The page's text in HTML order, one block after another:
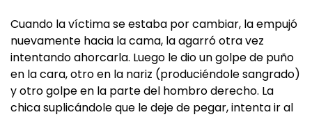
Cuando la víctima se estaba por cambiar, la empujó
nuevamente hacia la cama, la agarró otra vez
intentando ahorcarla. Luego le dio un golpe de puño
en la cara, otro en la nariz (produciéndole sangrado)
y otro golpe en la parte del hombro derecho. La
chica suplicándole que le deje de pegar, intenta ir al